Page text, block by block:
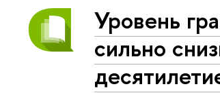
Уровень
сильно